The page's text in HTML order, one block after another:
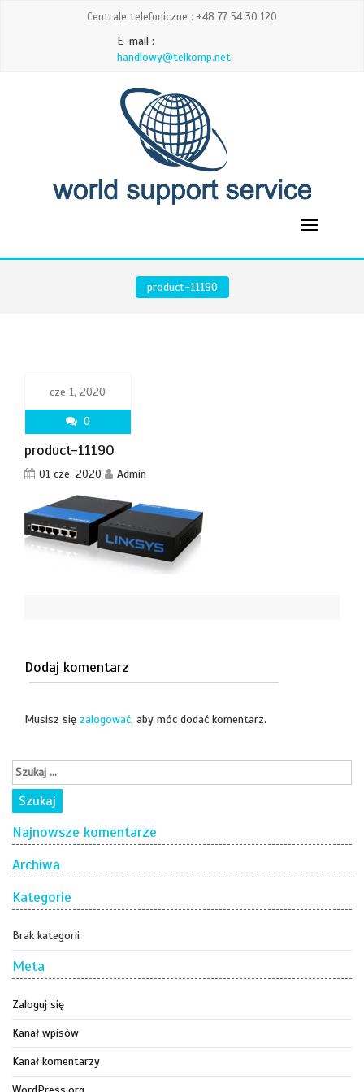
Centrale telefoniczne : +48 77 54 30 120
E-mail :
handlowy@telkomp.net
product-11190
cze 1, 2020
0
product-11190
01 cze, 2020 Admin
Dodaj komentarz
Musisz się zalogować, aby móc dodać komentarz.
Najnowsze komentarze
Archiwa
Kategorie
Brak kategorii
Meta
Zaloguj się
Kanał wpisów
Kanał komentarzy